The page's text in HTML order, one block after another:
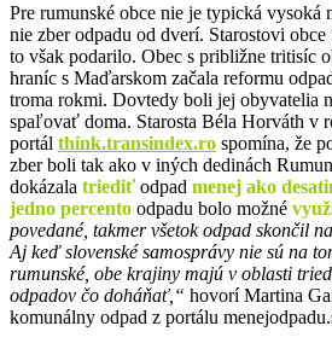
Pre rumunské obce nie je typická vysoká
nie zber odpadu od dverí. Starostovi obce
to však podarilo. Obec s približne tritisíc
hraníc s Maďarskom začala reformu
troma rokmi. Dovtedy boli jej obyvatelia
spaľovať doma. Starosta Béla Horváth v
portál think.transindex.ro spomína, že
zber boli tak ako v iných dedinách
dokázala triediťodpad menej ako
jedno percento odpadu bolo možné
povedané, takmer všetok odpad skončil
Aj keď slovenské samosprávy nie sú na
rumunské, obe krajiny majú v oblasti
odpadov čo doháňať,“ hovorí Martina
komunálny odpad z portálu